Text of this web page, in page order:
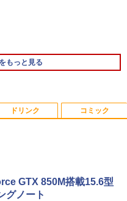
もっと見る
2027年度カレンダー ミニミ
のひらサイズ
P40i オフホワイト
feat. Flo Milli, ATL Jacob
ドリンク
限定】 い・ろ・は・す 2L P
本
コミック
と 17巻 (デジタル版ビッグガ
)
GTX 850M搭載15.6型
グノート